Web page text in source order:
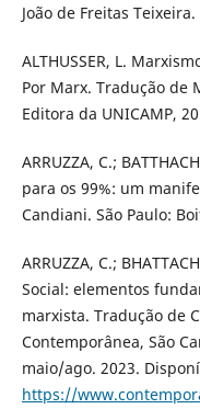
João de Freitas
ALTHUSSER, L.
Por Marx. Tradução de
Editora da UNICAMP,
ARRUZZA, C.;
para os 99%: um
Candiani. São Paulo:
ARRUZZA, C.;
Social: elementos
marxista. Tradução de
Contemporânea, São
maio/ago. 2023.
https://